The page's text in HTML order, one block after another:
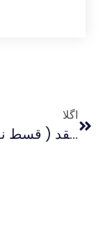
اگلا
غامدی منہج پر علمیاتی نقد ( قسط نمبر 47)